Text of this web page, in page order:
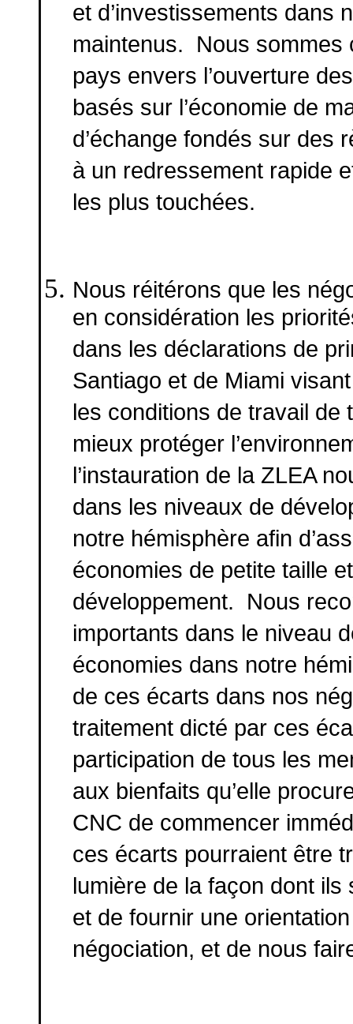
et d’investissements dans
maintenus. Nous sommes
pays envers l’ouverture
basés sur l’économie de
d’échange fondés sur des
à un redressement rapide
les plus touchées.
Nous réitérons que les
en considération les
dans les déclarations de
Santiago et de Miami
les conditions de travail de
mieux protéger
l’instauration de la ZLEA
dans les niveaux de
notre hémisphère afin
économies de petite taille
développement. Nous
importants dans le niveau
économies dans notre
de ces écarts dans nos
traitement dicté par ces
participation de tous les
aux bienfaits qu’elle
CNC de commencer
ces écarts pourraient être
lumière de la façon dont
et de fournir une
négociation, et de nous